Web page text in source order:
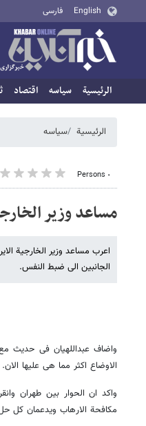
English فارسی
الرئيسية سیاسه اقتصاد
الرئيسية سیاسه
٠ Persons
مساعد وزیر
اعرب مساعد وزیر الخارجیة
الجانبین الی ضبط النفس.
واضاف عبداللهیان فی حدیث
الاوضاع اکثر مما هی علیها الان.
واکد ان الحوار بین طهران
مکافحة الارهاب ویدعمان کل